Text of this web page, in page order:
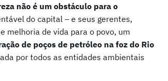
não é um obstáculo para o
do capital – e seus gerentes,
melhoria de vida para o povo, um
de poços de petróleo na foz do Rio
por todos as entidades ambientais